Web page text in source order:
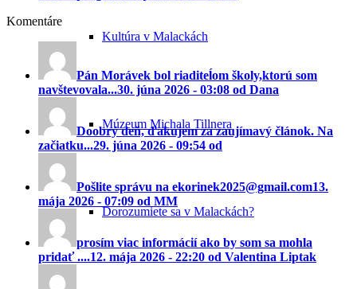
Kultúra v Malackách
Múzeum Michala Tillnera
Dorozumiete sa v Malackách?
Komentáre
Pán Morávek bol riaditeĺom školy,ktorú som
navštevovala...30. júna 2026 - 03:08 od Dana
Doobrý deň, ďakujem za zaujímavý článok. Na
začiatku...29. júna 2026 - 09:54 od
Pošlite správu na ekorinek2025@gmail.com13.
mája 2026 - 07:09 od MM
prosím viac informácií ako by som sa mohla
pridať ....12. mája 2026 - 22:20 od Valentina Liptak